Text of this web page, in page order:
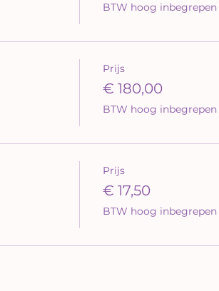
BTW hoog inbegrepen
Prijs
€ 180,00
BTW hoog inbegrepen
Prijs
€ 17,50
BTW hoog inbegrepen